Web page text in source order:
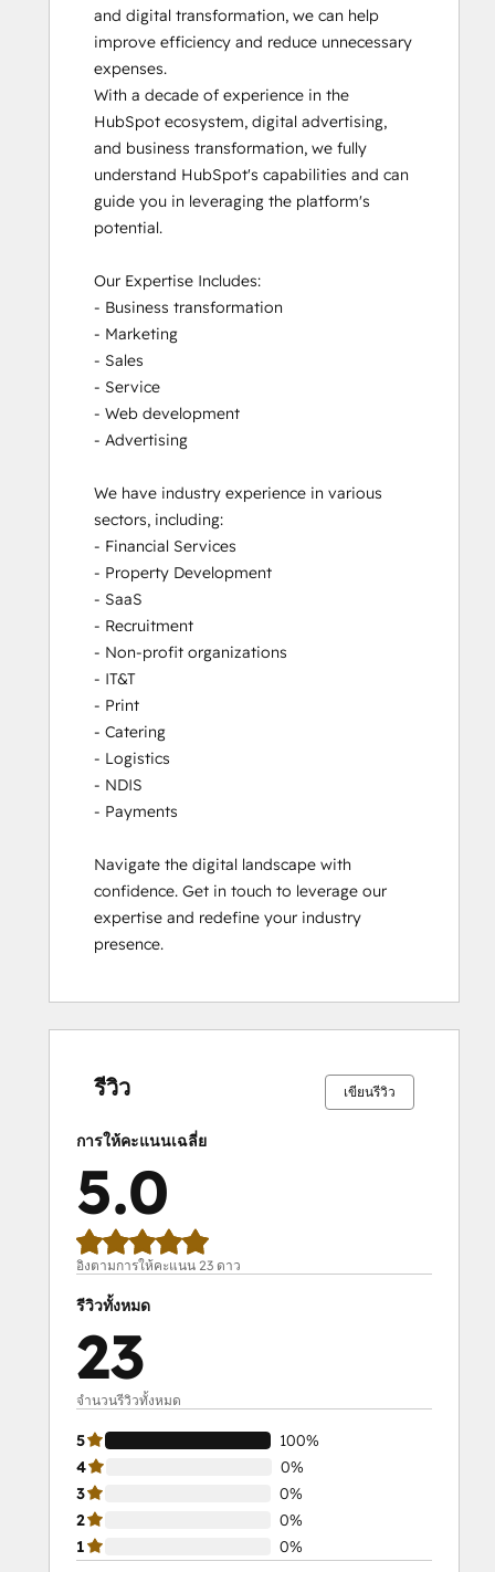
and digital transformation, we can help
improve efficiency and reduce unnecessary
expenses.
With a decade of experience in the
HubSpot ecosystem, digital advertising,
and business transformation, we fully
understand HubSpot's capabilities and can
guide you in leveraging the platform's
potential.
Our Expertise Includes:
- Business transformation
- Marketing
- Sales
- Service
- Web development
- Advertising
We have industry experience in various
sectors, including:
- Financial Services
- Property Development
- SaaS
- Recruitment
- Non-profit organizations
- IT&T
- Print
- Catering
- Logistics
- NDIS
- Payments
Navigate the digital landscape with
confidence. Get in touch to leverage our
expertise and redefine your industry
presence.
รีวิว เขียนรีวิว
การให้คะแนนเฉลี่ย
5.0
อิงตามการให้คะแนน 23 ดาว
รีวิวทั้งหมด
23
จำนวนรีวิวทั้งหมด
5
100%
4
0%
0%
3
0%
0%
2
0%
0%
1
0%
0%
100%